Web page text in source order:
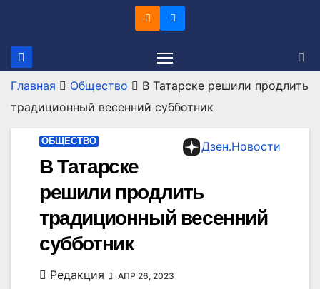
содержимому
Главная Общество
В Татарске решили продлить
традиционный весенний субботник
Дзен.Новости
ОБЩЕСТВО
В Татарске
решили продлить
традиционный весенний
субботник
Редакция АПР 26, 2023